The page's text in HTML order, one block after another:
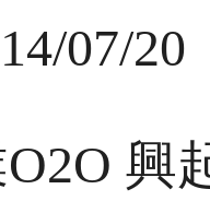
07/20
興